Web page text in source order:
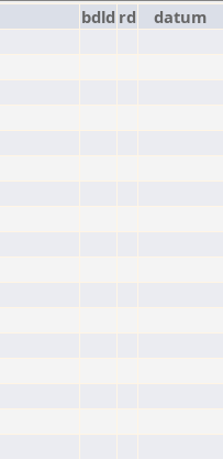
bdld rd
datum